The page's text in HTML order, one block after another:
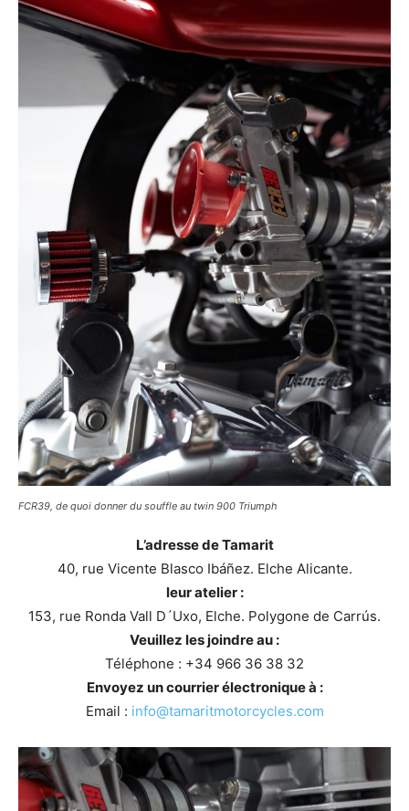
FCR39, de quoi donner du souffle au twin 900 Triumph
L’adresse de Tamarit
40, rue Vicente Blasco Ibáñez. Elche Alicante.
leur atelier :
153, rue Ronda Vall D´Uxo, Elche. Polygone de Carrús.
Veuillez les joindre au :
Téléphone : +34 966 36 38 32
Envoyez un courrier électronique à :
Email : info@tamaritmotorcycles.com